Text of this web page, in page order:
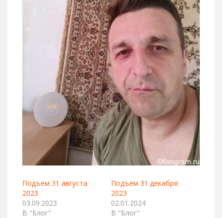
Подъем 31 августа
2023
03.09.2023
В "Блог"
Подъем 31 декабря
2023
02.01.2024
В "Блог"